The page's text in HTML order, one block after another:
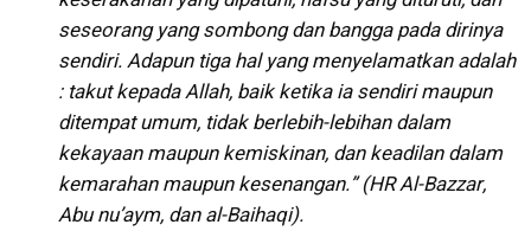
seseorang yang sombong dan bangga pada dirinya
sendiri. Adapun tiga hal yang menyelamatkan adalah
: takut kepada Allah, baik ketika ia sendiri maupun
ditempat umum, tidak berlebih-lebihan dalam
kekayaan maupun kemiskinan, dan keadilan dalam
kemarahan maupun kesenangan.” (HR Al-Bazzar,
Abu nu’aym, dan al-Baihaqi).